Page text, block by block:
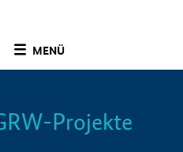
MENÜ
Info
Projekte